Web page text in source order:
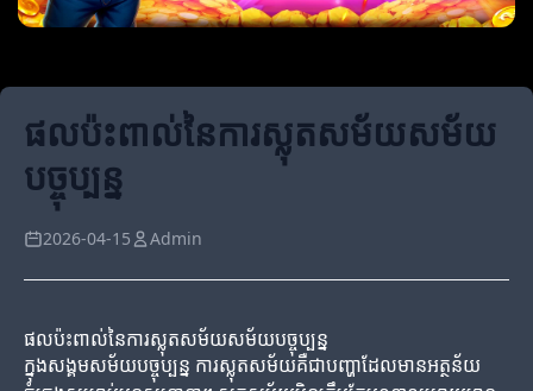
ផលប៉ះពាល់នៃការស្លុតសម័យសម័យ
បច្ចុប្បន្ន
2026-04-15 Admin
ផលប៉ះពាល់នៃការស្លុតសម័យសម័យបច្ចុប្បន្ន
ក្នុងសង្គមសម័យបច្ចុប្បន្ន ការស្លុតសម័យគឺជាបញ្ហាដែលមានអត្ថន័យ